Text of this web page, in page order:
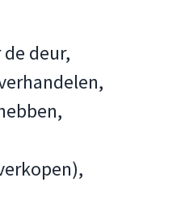
deur,